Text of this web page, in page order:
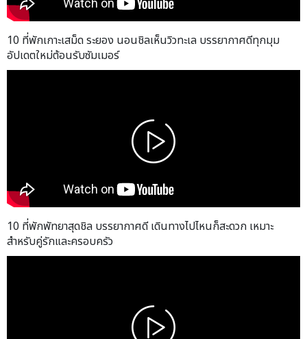
10 ที่พักเกาะเสม็ด ระยอง นอนชิลเห็นวิวทะเล บรรยากาศดีทุกมุม
อัปเดตใหม่ต้อนรับซัมเมอร์
10 ที่พักพัทยาสุดชิล บรรยากาศดี เดินทางไปไหนก็สะดวก เหมาะ
สำหรับคู่รักและครอบครัว